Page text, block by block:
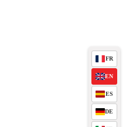
FR
EN
ES
DE